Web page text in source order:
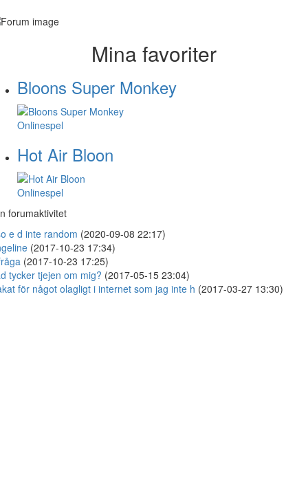
Mina favoriter
Bloons Super Monkey
Onlinespel
Hot Air Bloon
Onlinespel
forumaktivitet
e d inte random (2020-09-08 22:17)
(2017-10-23 17:34)
(2017-10-23 17:25)
tycker tjejen om mig? (2017-05-15 23:04)
för något olagligt i internet som jag inte h (2017-03-27 13:30)